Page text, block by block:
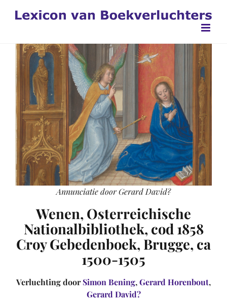
naar
Annunciatie door Gerard David?
Wenen, Osterreichische
Nationalbibliothek, cod 1858
Croy Gebedenboek, Brugge, ca
1500-1505
Verluchting doorSimon Bening,Gerard Horenbout,
Gerard David?